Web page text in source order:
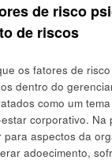
de risco
de riscos
os fatores de
dentro do
como um
corporativo. Na
aspectos da
adoecimento,